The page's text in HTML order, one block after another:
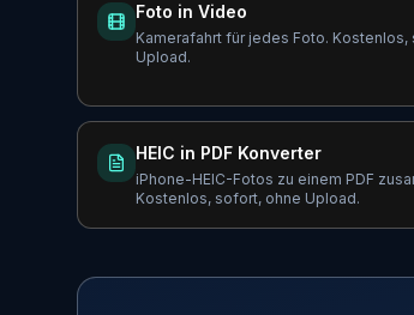
Foto in Video
Kamerafahrt für jedes Foto. Kostenlos,
Upload.
HEIC in PDF Konverter
iPhone-HEIC-Fotos zu einem PDF
Kostenlos, sofort, ohne Upload.